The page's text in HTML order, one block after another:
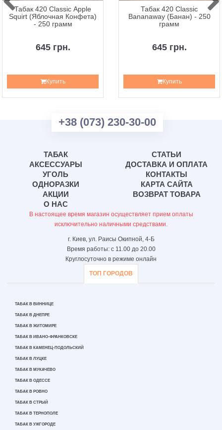
Табак 420 Classic Apple
Squirt (Яблочная Конфета)
- 250 грамм
645 грн.
Купить
Табак 420 Classic
Bananaway (Банан) - 250
грамм
645 грн.
Купить
+38 (073) 230-30-00
ТАБАК
АКСЕССУАРЫ
УГОЛЬ
ОДНОРАЗКИ
АКЦИИ
О НАС
СТАТЬИ
ДОСТАВКА И ОПЛАТА
КОНТАКТЫ
КАРТА САЙТА
ВОЗВРАТ ТОВАРА
В настоящее время магазин осуществляет прием оплаты
исключительно наличными средствами.
г. Киев, ул. Раисы Окипной, 4-Б
Время работы: с 11.00 до 20.00
Круглосуточно в режиме онлайн
ТОП ГОРОДОВ
ТАБАК В ВИННИЦЕ
ТАБАК В ДНЕПРЕ
ТАБАК В ЖИТОМИРЕ
ТАБАК В ИВАНО-ФРАНКОВСКЕ
ТАБАК В КАМЕНЕЦ-ПОДОЛЬСКИЙ
ТАБАК В ЛУЦКЕ
ТАБАК В МУКАЧЕВО
ТАБАК В ОДЕССЕ
ТАБАК В РОВНО
ТАБАК В СТРЫЙ
ТАБАК В ТЕРНОПОЛЕ
ТАБАК В УЖГОРОДЕ